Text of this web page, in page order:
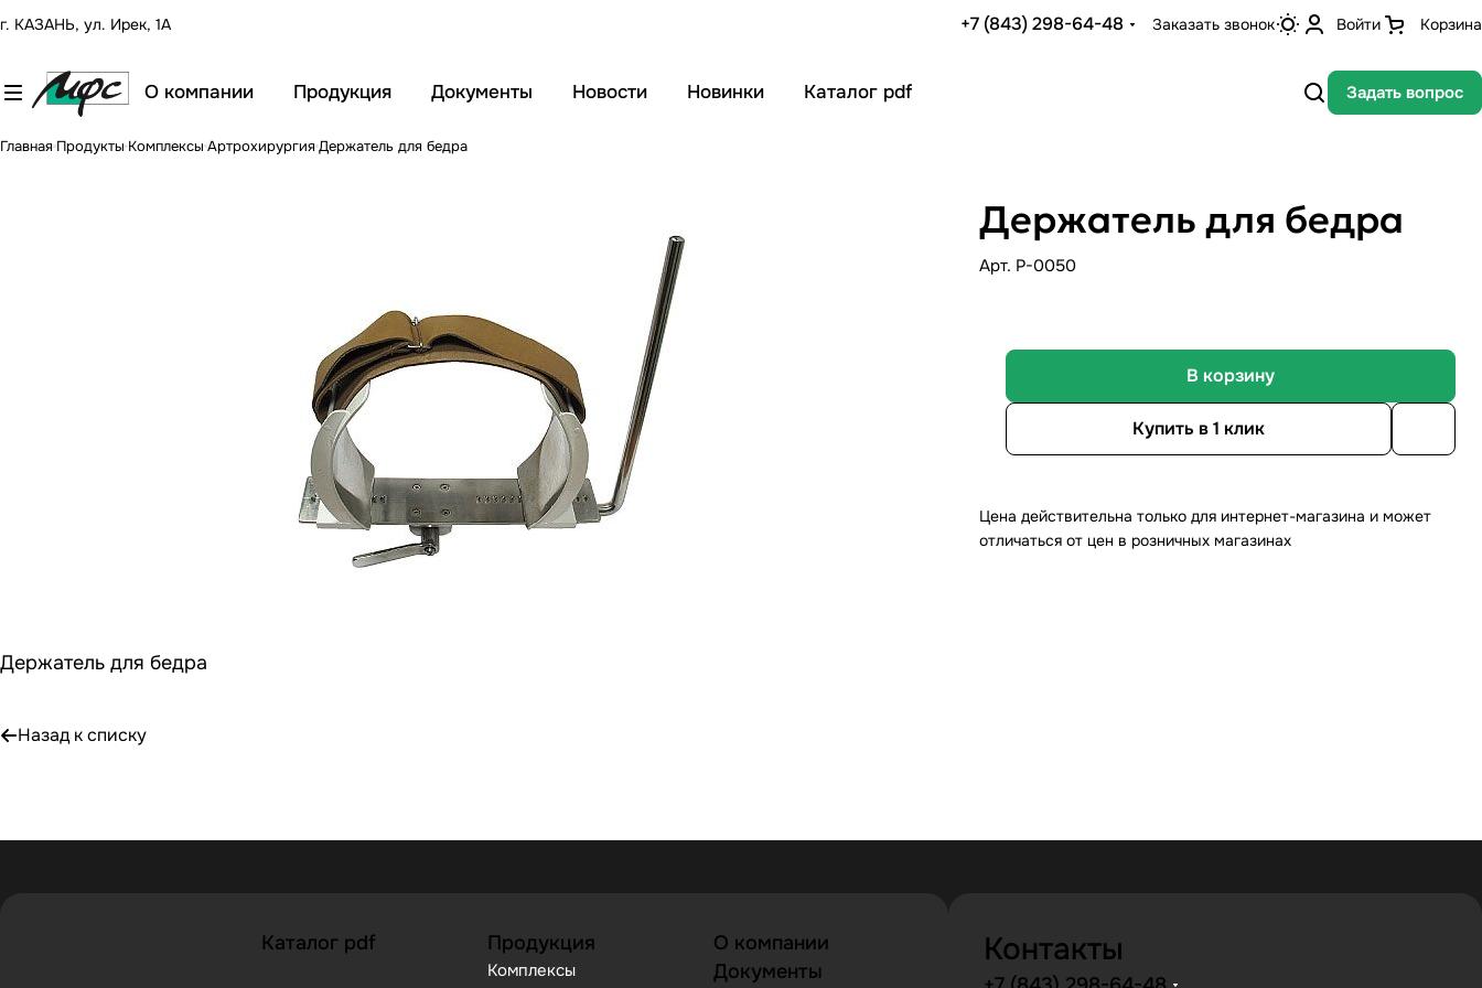
г. КАЗАНЬ, ул. Ирек, 1А +7 (843) 298-64-48 Заказать звонок Войти Корзина
О компании Продукция Документы Новости Новинки Каталог pdf Задать вопрос
Главная Продукты Комплексы Артрохирургия Держатель для бедра
Держатель для бедра
Арт. P-0050
В корзину
Купить в 1 клик
Цена действительна только для интернет-магазина и может
отличаться от цен в розничных магазинах
Держатель для бедра
Назад к списку
Каталог pdf Продукция
Комплексы
О компании
Документы
Контакты